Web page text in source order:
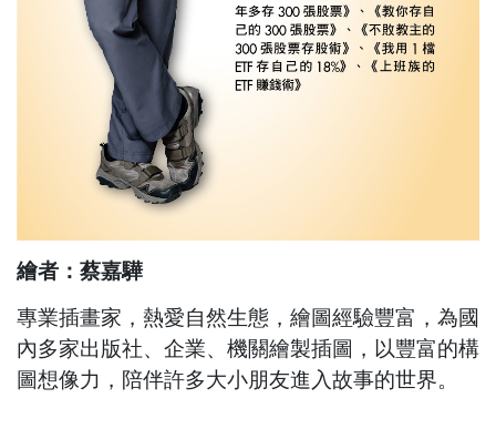
繪者：蔡嘉驊
專業插畫家，熱愛自然生態，繪圖經驗豐富，為國
內多家出版社、企業、機關繪製插圖，以豐富的構
圖想像力，陪伴許多大小朋友進入故事的世界。